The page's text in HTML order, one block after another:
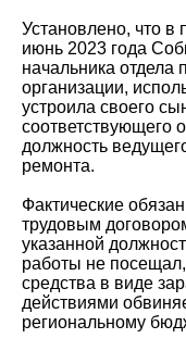
Установлено, что в
июнь 2023 года
начальника
организации,
устроила своего
соответствующего
должность
ремонта.
Фактические
трудовым
указанной
работы не
средства в виде
действиями
региональному